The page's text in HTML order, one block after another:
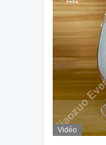
Vidéo